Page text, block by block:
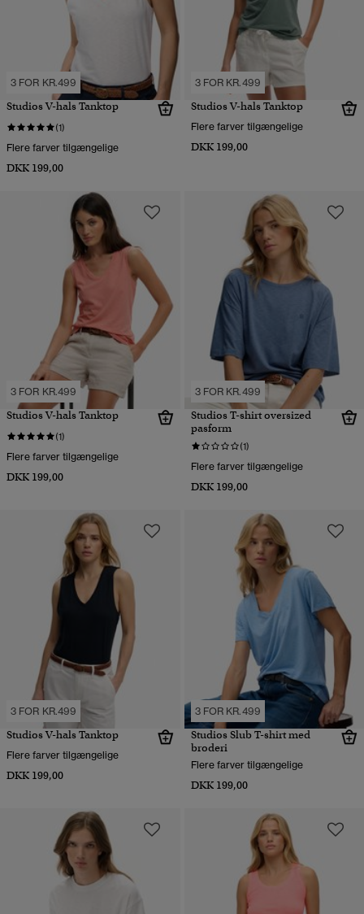
3 FOR KR.499
Studios V-hals Tanktop
(1)
Flere farver tilgængelige
DKK 199,00
3 FOR KR.499
Studios V-hals Tanktop
Flere farver tilgængelige
DKK 199,00
3 FOR KR.499
Studios V-hals Tanktop
(1)
Flere farver tilgængelige
DKK 199,00
3 FOR KR.499
Studios T-shirt oversized
pasform
(1)
Flere farver tilgængelige
DKK 199,00
3 FOR KR.499
Studios V-hals Tanktop
Flere farver tilgængelige
DKK 199,00
3 FOR KR.499
Studios Slub T-shirt med
broderi
Flere farver tilgængelige
DKK 199,00